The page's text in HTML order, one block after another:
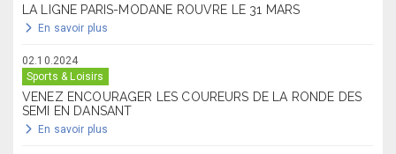
LA LIGNE PARIS-MODANE ROUVRE LE 31 MARS
En savoir plus
02.10.2024
Sports & Loisirs
VENEZ ENCOURAGER LES COUREURS DE LA RONDE DES
SEMI EN DANSANT
En savoir plus